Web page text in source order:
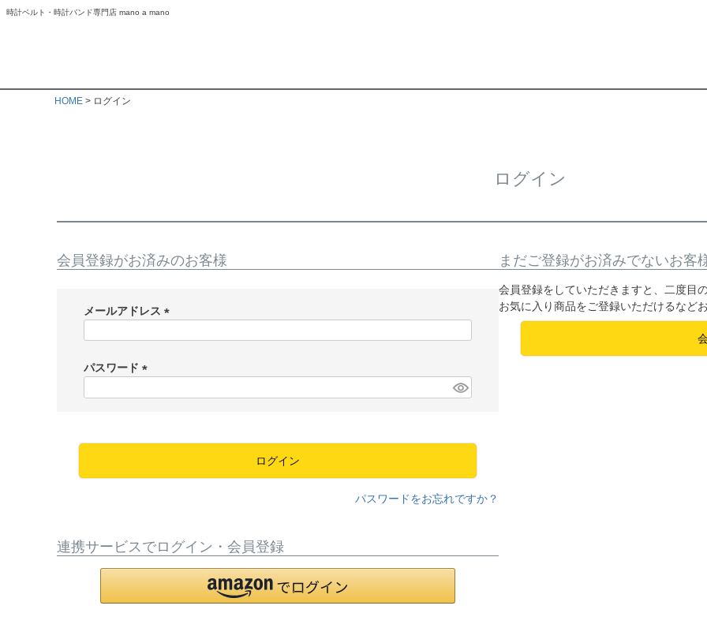
時計ベルト・時計バンド専門店 mano a mano
HOME ログイン
ログイン
会員登録がお済みのお客様
メールアドレス
)
パスワード
ログイン
パスワードをお忘れですか？
連携サービスでログイン・会員登録
まだご登録がお済みでないお客
会員登録をしていただきますと、二度目
お気に入り商品をご登録いただけるなど